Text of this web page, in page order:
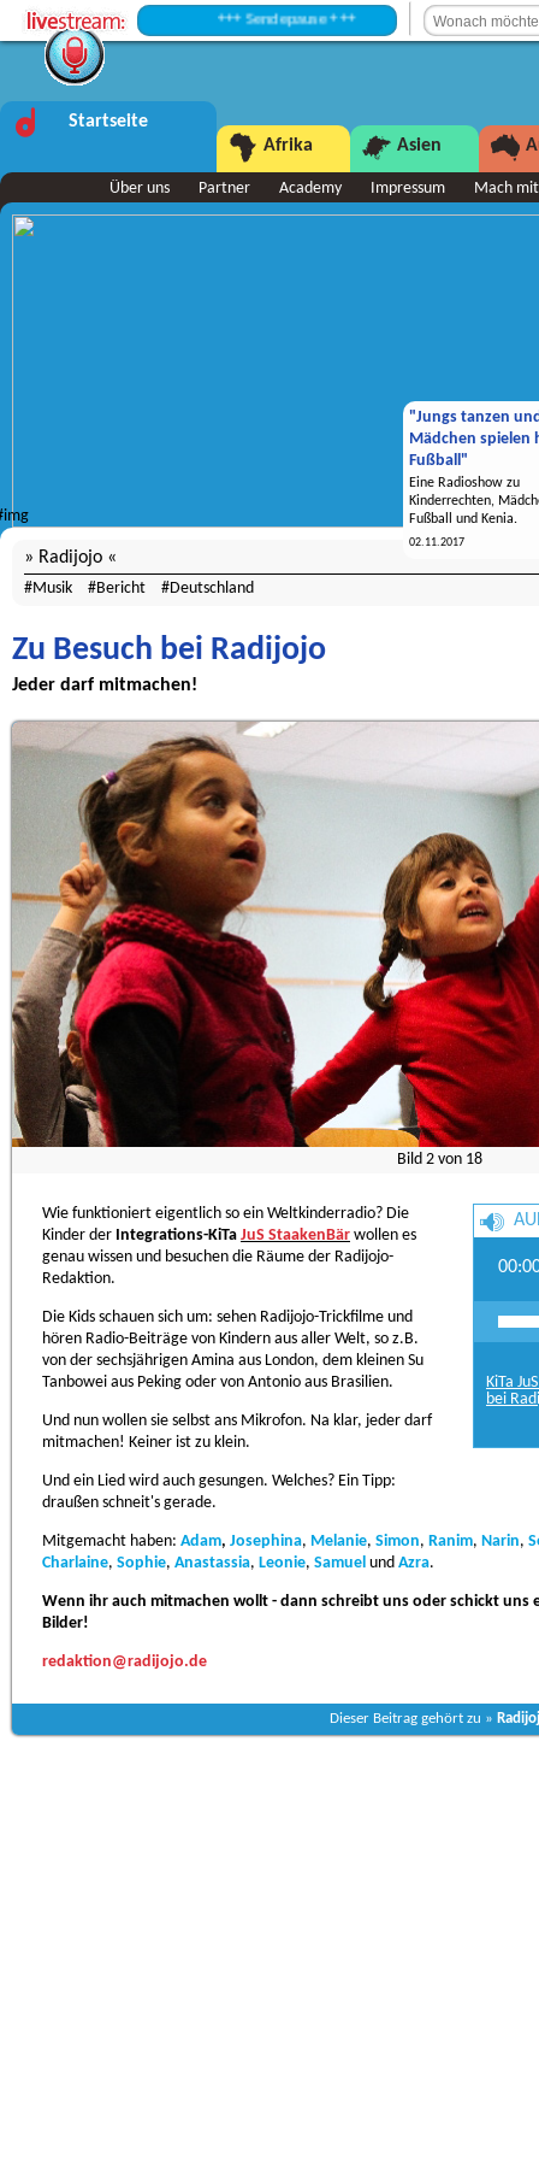
+++ Sendepause +++
Startseite
Afrika
Asien
Über uns Partner Academy Impressum Mach mit
"Jungs tanzen
Mädchen spielen
Fußball"
Eine Radioshow zu
Kinderrechten,
Fußball und Kenia.
02.11.2017
Radijojo
Musik Bericht Deutschland
Zu Besuch bei Radijojo
Jeder darf mitmachen!
Bild 2von 18
KiTa
bei
Wie funktioniert eigentlich so ein Weltkinderradio? Die
Kinder der Integrations-KiTa JuS StaakenBär wollen es
genau wissen und besuchen die Räume der Radijojo-
Redaktion.
Die Kids schauen sich um: sehen Radijojo-Trickfilme und
hören Radio-Beiträge von Kindern aus aller Welt, so z.B.
von der sechsjährigen Amina aus London, dem kleinen Su
Tanbowei aus Peking oder von Antonio aus Brasilien.
Und nun wollen sie selbst ans Mikrofon. Na klar, jeder darf
mitmachen! Keiner ist zu klein.
Und ein Lied wird auch gesungen. Welches? Ein Tipp:
draußen schneit's gerade.
Mitgemacht haben: Adam, Josephina, Melanie, Simon, Ranim, Narin,
Charlaine, Sophie, Anastassia, Leonie, Samuel und Azra.
Wenn ihr auch mitmachen wollt - dann schreibt uns oder schickt uns
Bilder!
redaktion@radijojo.de
Dieser Beitrag gehört zu »